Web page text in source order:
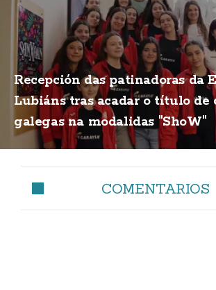
Recepción das patinadoras da
Lubiáns tras acadar o título de
galegas na modalidas "ShoW"
COMENTARIOS